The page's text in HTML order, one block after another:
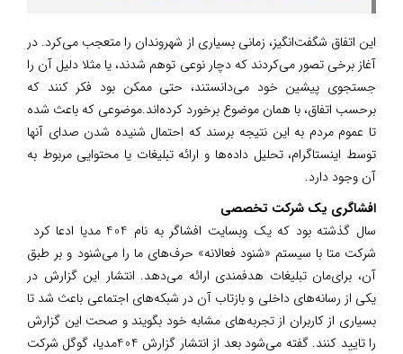
این اتفاق شگفت‌انگیز، زمانی بسیاری از شهروندان را متعجب می‌‌کرد. در
آغاز برخی تصور می‌‌کردند که دچار نوعی توهم شدند، یا مثلا دلیل آن را
جستجوی پیشین خود می‌دانستند، حتی ممکن بود فکر کنند که
برحسب اتفاق، با همان موضوع برخورد کرده‌اند.موضوعی که باعث شده
تا عموم مردم به این نتیجه برسند که احتمال شنیده شدن صدای آنها
توسط اینستاگرام، تحلیل داده‌ها و ارائه تبلیغات یا محتوایی مربوط به
آن وجود دارد.
افشاگری یک شرکت تخصصی
سال گذشته بود که یک وبسایت افشاگر به نام 404 مدیا ادعا کرد‌ ‌
شرکت متا با سیستم «شنود فعالانه» حرف‌های ما را می‌شنود و بر طبق
آن، برای‌مان تبلیغات هدفمندی ارائه می‌دهد. انتشار این گزارش در
یکی از رسانه‌های داخلی و بازتاب آن در شبکه‌های اجتماعی باعث شد تا
بسیاری از کاربران از تجربه‌های مشابه خود بگویند و صحت این گزارش
را تایید کنند. گفته می‌شود بعد از انتشار گزارش 404مدیا، گوگل شرکت